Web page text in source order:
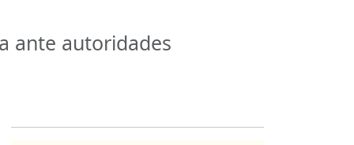
ante autoridades